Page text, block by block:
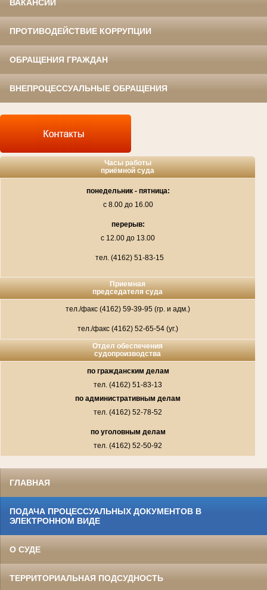
ВАКАНСИИ
ПРОТИВОДЕЙСТВИЕ КОРРУПЦИИ
ОБРАЩЕНИЯ ГРАЖДАН
ВНЕПРОЦЕССУАЛЬНЫЕ ОБРАЩЕНИЯ
Часы работы
приёмной суда
понедельник - пятница:
с 8.00 до 16.00
перерыв:
с 12.00 до 13.00
тел. (4162) 51-83-15
Приемная
председателя суда
тел./факс (4162) 59-39-95 (гр. и адм.)
тел./факс (4162) 52-65-54 (уг.)
Отдел обеспечения
судопроизводства
по гражданским делам
тел. (4162) 51-83-13
по административным делам
тел. (4162) 52-78-52
по уголовным делам
тел. (4162) 52-50-92
ГЛАВНАЯ
ПОДАЧА ПРОЦЕССУАЛЬНЫХ ДОКУМЕНТОВ В
ЭЛЕКТРОННОМ ВИДЕ
О СУДЕ
ТЕРРИТОРИАЛЬНАЯ ПОДСУДНОСТЬ